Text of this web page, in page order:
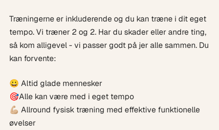
Træningerne er inkluderende og du kan træne i dit eget
tempo. Vi træner 2 og 2. Har du skader eller andre ting,
så kom alligevel - vi passer godt på jer alle sammen. Du
kan forvente:
😀 Altid glade mennesker
🎯Alle kan være med i eget tempo
💪🏼 Allround fysisk træning med effektive funktionelle
øvelser